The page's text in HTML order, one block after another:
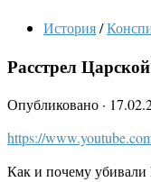
История/
Расстрел
Опубликовано ·
https://
Как и почему